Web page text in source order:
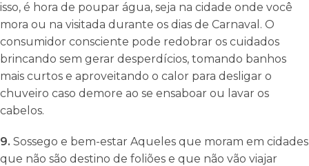
isso, é hora de poupar água, seja na cidade onde você
mora ou na visitada durante os dias de Carnaval. O
consumidor consciente pode redobrar os cuidados
brincando sem gerar desperdícios, tomando banhos
mais curtos e aproveitando o calor para desligar o
chuveiro caso demore ao se ensaboar ou lavar os
cabelos.
9. Sossego e bem-estar Aqueles que moram em cidades
que não são destino de foliões e que não vão viajar